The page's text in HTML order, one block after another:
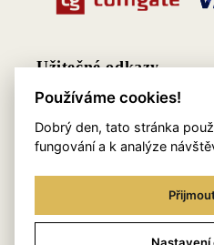
Užitečné odkazy
O nás
Blog
Věrnostní program
Používáme cookies!
Dobrý den, tato stránka
fungování a k analýze
Nastavení